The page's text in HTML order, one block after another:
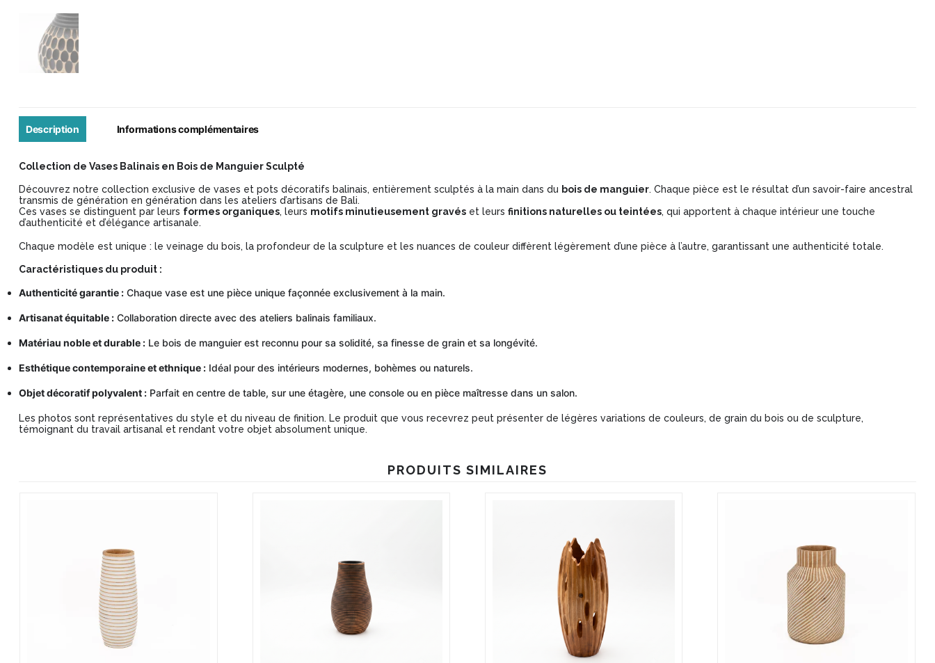
Description Informations complémentaires
Collection de Vases Balinais en Bois de Manguier Sculpté
Découvrez notre collection exclusive de vases et pots décoratifs balinais, entièrement sculptés à la main dans du bois de manguier. Chaque pièce est le résultat d’un savoir-faire ancestral
transmis de génération en génération dans les ateliers d’artisans de Bali.
Ces vases se distinguent par leurs formes organiques, leurs motifs minutieusement gravéset leurs finitions naturelles ou teintées, qui apportent à chaque intérieur une touche
d’authenticité et d’élégance artisanale.
Chaque modèle est unique : le veinage du bois, la profondeur de la sculpture et les nuances de couleur diffèrent légèrement d’une pièce à l’autre, garantissant une authenticité totale.
Caractéristiques du produit :
Authenticité garantie :Chaque vase est une pièce unique façonnée exclusivement à la main.
Artisanat équitable :Collaboration directe avec des ateliers balinais familiaux.
Matériau noble et durable :Le bois de manguier est reconnu pour sa solidité, sa finesse de grain et sa longévité.
Esthétique contemporaine et ethnique :Idéal pour des intérieurs modernes, bohèmes ou naturels.
Objet décoratif polyvalent :Parfait en centre de table, sur une étagère, une console ou en pièce maîtresse dans un salon.
Les photos sont représentatives du style et du niveau de finition. Le produit que vous recevrez peut présenter de légères variations de couleurs, de grain du bois ou de sculpture,
témoignant du travail artisanal et rendant votre objet absolument unique.
PRODUITS SIMILAIRES